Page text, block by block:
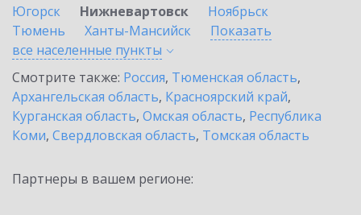
Югорск
Нижневартовск
Ноябрьск
Тюмень
Ханты-Мансийск
Показать
все населенные пункты
Смотрите также: Россия, Тюменская область,
Архангельская область, Красноярский край,
Курганская область, Омская область, Республика
Коми, Свердловская область, Томская область
Партнеры в вашем регионе: